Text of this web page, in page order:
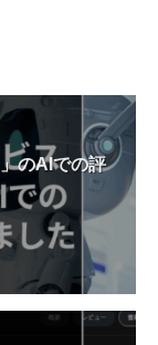
のAIでの評